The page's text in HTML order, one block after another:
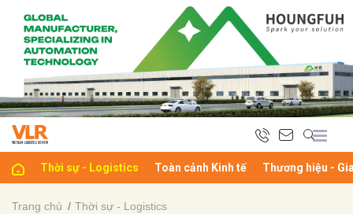
Thời sự - Logistics Toàn cảnh Kinh tế Thương hiệu -
Trang chủ Thời sự - Logistics
luận